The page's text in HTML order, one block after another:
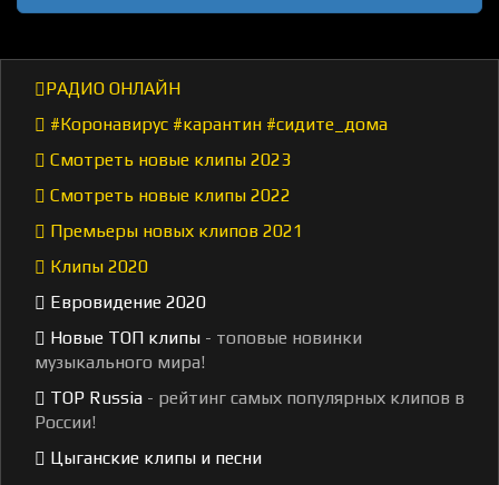
РАДИО ОНЛАЙН
#Коронавирус #карантин #сидите_дома
Смотреть новые клипы 2023
Смотреть новые клипы 2022
Премьеры новых клипов 2021
Клипы 2020
Евровидение 2020
Новые ТОП клипы - топовые новинки
музыкального мира!
TOP Russia - рейтинг самых популярных клипов в
России!
Цыганские клипы и песни